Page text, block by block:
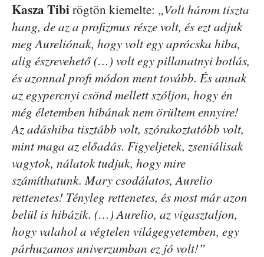
Kasza Tibirögtön kiemelte: „Volt három tiszta
hang, de az a profizmus része volt, és ezt adjuk
meg Aureliónak, hogy volt egy aprócska hiba,
alig észrevehető (…) volt egy pillanatnyi botlás,
és azonnal profi módon ment tovább. És annak
az egypercnyi csönd mellett szóljon, hogy én
még életemben hibának nem örültem ennyire!
Az adáshiba tisztább volt, szórakoztatóbb volt,
mint maga az előadás. Figyeljetek, zseniálisak
vagytok, nálatok tudjuk, hogy mire
számíthatunk. Mary csodálatos, Aurelio
rettenetes! Tényleg rettenetes, és most már azon
belül is hibázik. (…) Aurelio, az vigasztaljon,
hogy valahol a végtelen világegyetemben, egy
párhuzamos univerzumban ez jó volt!”